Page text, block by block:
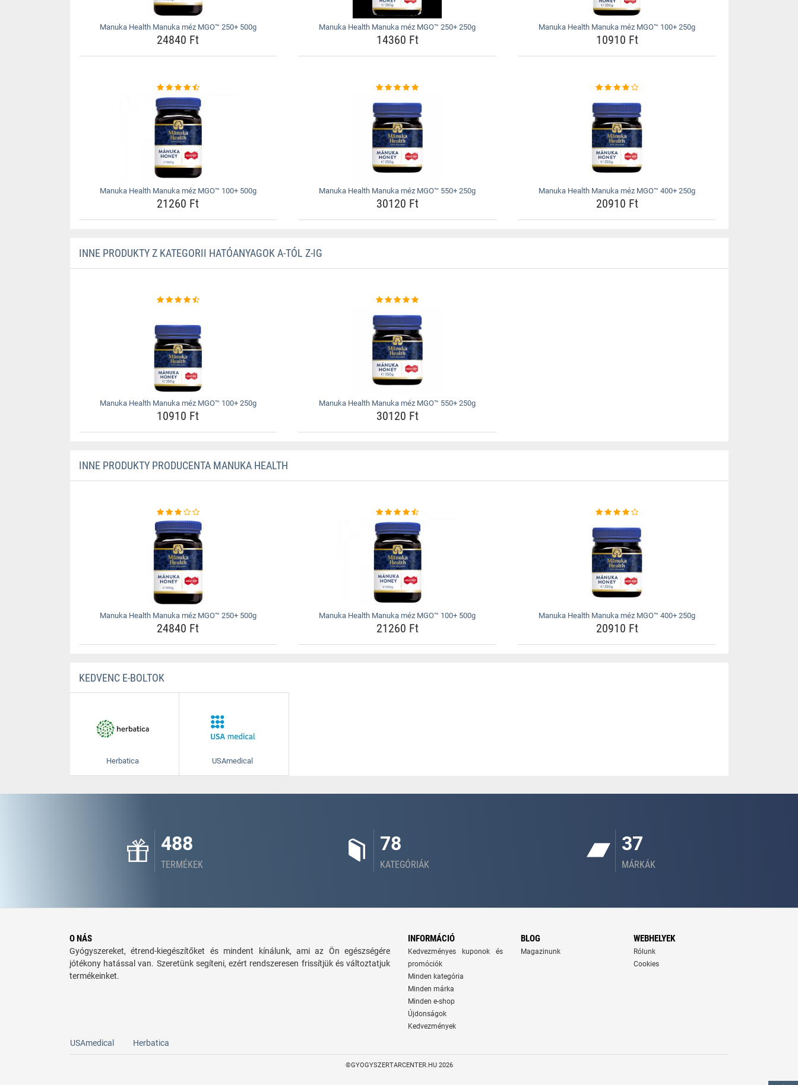
Manuka Health Manuka méz MGO™ 250+ 500g
24840 Ft
Manuka Health Manuka méz MGO™ 250+ 250g
14360 Ft
Manuka Health Manuka méz MGO™ 100+ 250g
10910 Ft
Manuka Health Manuka méz MGO™ 100+ 500g
21260 Ft
Manuka Health Manuka méz MGO™ 550+ 250g
30120 Ft
Manuka Health Manuka méz MGO™ 400+ 250g
20910 Ft
INNE PRODUKTY Z KATEGORII HATÓANYAGOK A-TÓL Z-IG
Manuka Health Manuka méz MGO™ 100+ 250g
10910 Ft
Manuka Health Manuka méz MGO™ 550+ 250g
30120 Ft
INNE PRODUKTY PRODUCENTA MANUKA HEALTH
Manuka Health Manuka méz MGO™ 250+ 500g
24840 Ft
Manuka Health Manuka méz MGO™ 100+ 500g
21260 Ft
Manuka Health Manuka méz MGO™ 400+ 250g
20910 Ft
KEDVENC E-BOLTOK
Herbatica USAmedical
488
TERMÉKEK
78
KATEGÓRIÁK
37
MÁRKÁK
O NÁS
Gyógyszereket, étrend-kiegészítőket és mindent kínálunk, ami az Ön egészségére
jótékony hatással van. Szeretünk segíteni, ezért rendszeresen frissítjük és változtatjuk
termékeinket.
INFORMÁCIÓ
Kedvezményes kuponok és
promóciók
Minden kategória
Minden márka
Minden e-shop
Újdonságok
Kedvezmények
BLOG
Magazinunk
WEBHELYEK
Rólunk
Cookies
USAmedical Herbatica
©GYOGYSZERTARCENTER.HU 2026